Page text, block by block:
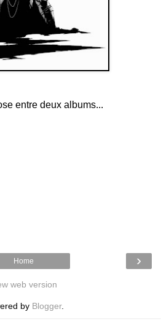
entre deux albums...
›
Home
web version
by Blogger.